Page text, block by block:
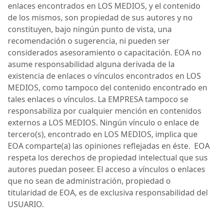
enlaces encontrados en LOS MEDIOS, y el contenido
de los mismos, son propiedad de sus autores y no
constituyen, bajo ningún punto de vista, una
recomendación o sugerencia, ni pueden ser
considerados asesoramiento o capacitación. EOA no
asume responsabilidad alguna derivada de la
existencia de enlaces o vínculos encontrados en LOS
MEDIOS, como tampoco del contenido encontrado en
tales enlaces o vínculos. La EMPRESAtampoco se
responsabiliza por cualquier mención en contenidos
externos a LOS MEDIOS. Ningún vínculo o enlace de
tercero(s), encontrado en LOS MEDIOS, implica que
EOA comparte(a) las opiniones reflejadas en éste. EOA
respeta los derechos de propiedad intelectual que sus
autores puedan poseer. El acceso a vínculos o enlaces
que no sean de administración, propiedad o
titularidad de EOA, es de exclusiva responsabilidad del
USUARIO.